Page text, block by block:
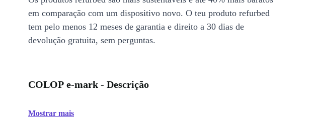
em comparação com um dispositivo novo. O teu produto refurbed
tem pelo menos 12 meses de garantia e direito a 30 dias de
devolução gratuita, sem perguntas.
COLOP e-mark - Descrição
Mostrar mais